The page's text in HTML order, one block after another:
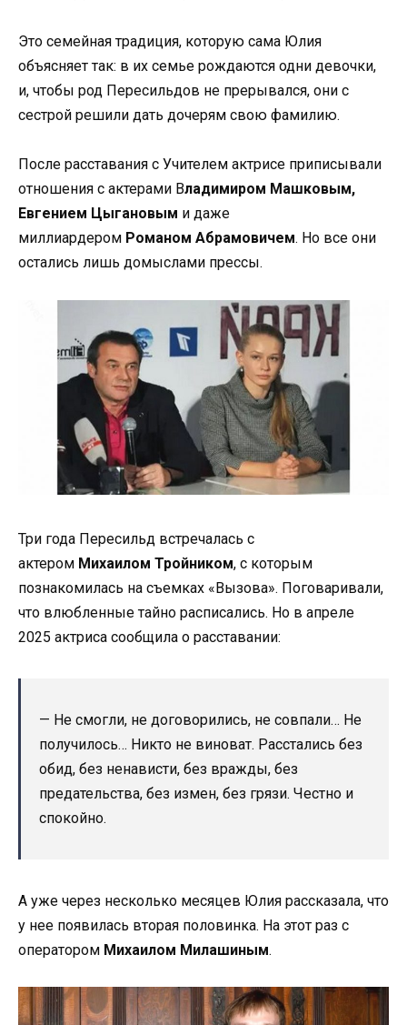
Это семейная традиция, которую сама Юлия
объясняет так: в их семье рождаются одни девочки,
и, чтобы род Пересильдов не прерывался, они с
сестрой решили дать дочерям свою фамилию.
После расставания с Учителем актрисе приписывали
отношения с актерами Владимиром Машковым,
Евгением Цыгановым и даже
миллиардером Романом Абрамовичем. Но все они
остались лишь домыслами прессы.
Три года Пересильд встречалась с
актером Михаилом Тройником, с которым
познакомилась на съемках «Вызова». Поговаривали,
что влюбленные тайно расписались. Но в апреле
2025 актриса сообщила о расставании:
— Не смогли, не договорились, не совпали… Не
получилось… Никто не виноват. Расстались без
обид, без ненависти, без вражды, без
предательства, без измен, без грязи. Честно и
спокойно.
А уже через несколько месяцев Юлия рассказала, что
у нее появилась вторая половинка. На этот раз с
оператором Михаилом Милашиным.